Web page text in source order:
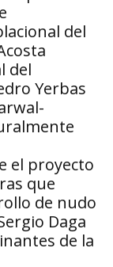
del
del
Yerbas
el proyecto
que
de nudo
Daga
de la